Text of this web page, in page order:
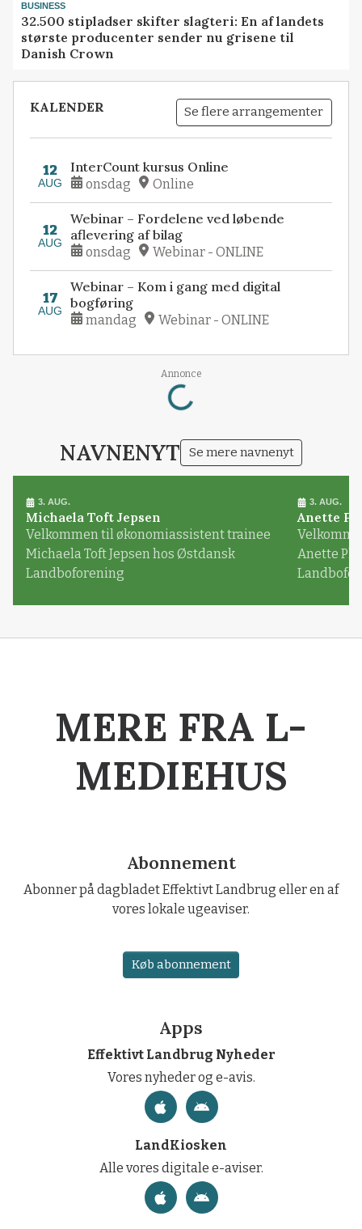
BUSINESS
32.500 stipladser skifter slagteri: En af landets
største producenter sender nu grisene til
Danish Crown
KALENDER Se flere arrangementer
12
AUG
InterCount kursus Online
onsdag Online
12
AUG
Webinar – Fordelene ved løbende
aflevering af bilag
onsdag Webinar - ONLINE
17
AUG
Webinar – Kom i gang med digital
bogføring
mandag Webinar - ONLINE
Annonce
Loading...
NAVNENYT Se mere navnenyt
3. AUG.
Michaela Toft Jepsen
Velkommen til økonomiassistent trainee
Michaela Toft Jepsen hos Østdansk
Landboforening
3. AUG.
Anette
Anette
MERE FRA L-
MEDIEHUS
Abonnement
Abonner på dagbladet Effektivt Landbrug eller en af
vores lokale ugeaviser.
Køb abonnement
Apps
Effektivt Landbrug Nyheder
Vores nyheder og e-avis.
LandKiosken
Alle vores digitale e-aviser.